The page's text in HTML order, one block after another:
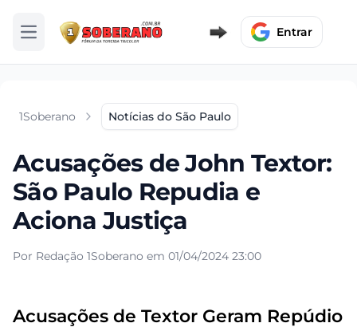
Abrir menu Entrar
1Soberano Notícias do São Paulo
Acusações de John Textor:
São Paulo Repudia e
Aciona Justiça
Por Redação 1Soberano em 01/04/2024 23:00
Acusações de Textor Geram Repúdio